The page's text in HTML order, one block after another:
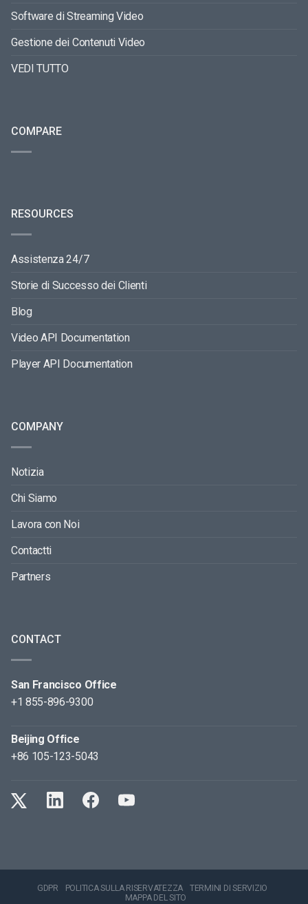
Software di Streaming Video
Gestione dei Contenuti Video
VEDI TUTTO
COMPARE
RESOURCES
Assistenza 24/7
Storie di Successo dei Clienti
Blog
Video API Documentation
Player API Documentation
COMPANY
Notizia
Chi Siamo
Lavora con Noi
Contactti
Partners
CONTACT
San Francisco Office
+1 855-896-9300
Beijing Office
+86 105-123-5043
GDPR POLITICA SULLA RISERVATEZZA
TERMINI DI SERVIZIO
MAPPA DEL SITO